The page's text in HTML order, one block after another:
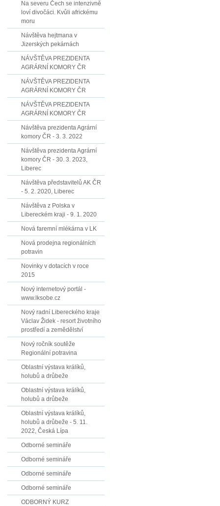
Na severu Čech se intenzivně
loví divočáci. Kvůli africkému
moru
Návštěva hejtmana v
Jizerských pekárnách
NÁVŠTĚVA PREZIDENTA
AGRÁRNÍ KOMORY ČR
NÁVŠTĚVA PREZIDENTA
AGRÁRNÍ KOMORY ČR
NÁVŠTĚVA PREZIDENTA
AGRÁRNÍ KOMORY ČR
Návštěva prezidenta Agrární
komory ČR - 3. 3. 2022
Návštěva prezidenta Agrární
komory ČR - 30. 3. 2023,
Liberec
Návštěva představitelů AK ČR
- 5. 2. 2020, Liberec
Návštěva z Polska v
Libereckém kraji - 9. 1. 2020
Nová faremní mlékárna v LK
Nová prodejna regionálních
potravin
Novinky v dotacích v roce
2015
Nový internetový portál -
www.lksobe.cz
Nový radní Libereckého kraje
Václav Židek - resort životního
prostředí a zemědělství
Nový ročník soutěže
Regionální potravina
Oblastní výstava králíků,
holubů a drůbeže
Oblastní výstava králíků,
holubů a drůbeže
Oblastní výstava králíků,
holubů a drůbeže - 5. 11.
2022, Česká Lípa
Odborné semináře
Odborné semináře
Odborné semináře
Odborné semináře
ODBORNÝ KURZ